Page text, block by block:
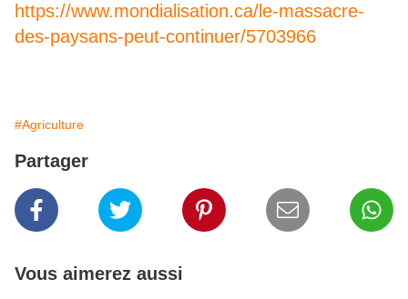
https://www.mondialisation.ca/le-massacre-
des-paysans-peut-continuer/5703966
#Agriculture
Partager
Vous aimerez aussi